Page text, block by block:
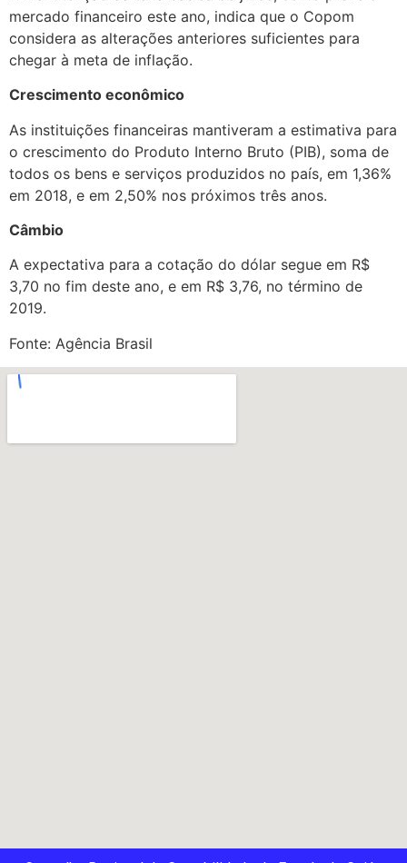
mercado financeiro este ano, indica que o Copom
considera as alterações anteriores suficientes para
chegar à meta de inflação.
Crescimento econômico
As instituições financeiras mantiveram a estimativa para
o crescimento do Produto Interno Bruto (PIB), soma de
todos os bens e serviços produzidos no país, em 1,36%
em 2018, e em 2,50% nos próximos três anos.
Câmbio
A expectativa para a cotação do dólar segue em R$
3,70 no fim deste ano, e em R$ 3,76, no término de
2019.
Fonte: Agência Brasil